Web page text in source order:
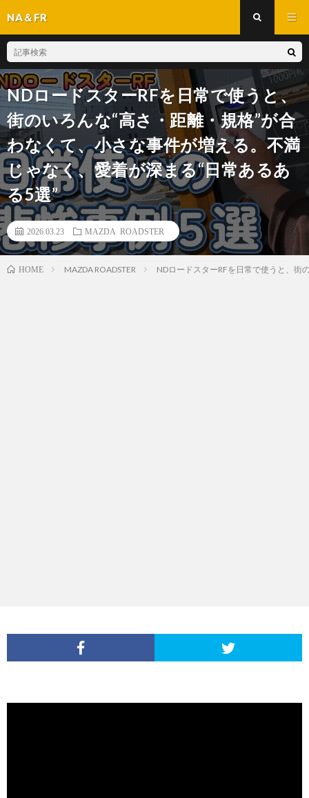
NA＆FR
NDロードスターRFを日常で使うと、
街のいろんな“高さ・距離・規格”が合
わなくて、小さな事件が増える。不満
じゃなく、愛着が深まる“日常あるあ
る5選”
2026.03.23 MAZDA ROADSTER
HOME MAZDA ROADSTER NDロードスターRFを日常で使うと、街